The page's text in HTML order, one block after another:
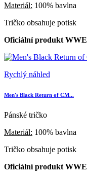
Materiál: 100% bavlna
Tričko obsahuje potisk
Oficiální produkt WWE
Rychlý náhled
Men's Black Return of CM...
Pánské tričko
Materiál: 100% bavlna
Tričko obsahuje potisk
Oficiální produkt WWE